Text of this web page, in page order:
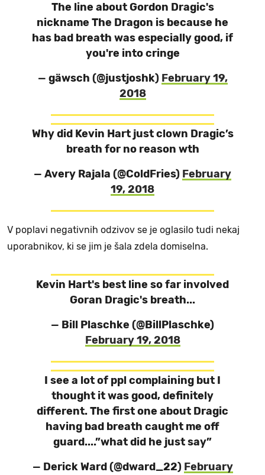
The line about Gordon Dragic's
nickname The Dragon is because he
has bad breath was especially good, if
you're into cringe
— gäwsch (@justjoshk) February 19,
2018
Why did Kevin Hart just clown Dragic’s
breath for no reason wth
— Avery Rajala (@ColdFries) February
19, 2018
V poplavi negativnih odzivov se je oglasilo tudi nekaj
uporabnikov, ki se jim je šala zdela domiselna.
Kevin Hart's best line so far involved
Goran Dragic's breath...
— Bill Plaschke (@BillPlaschke)
February 19, 2018
I see a lot of ppl complaining but I
thought it was good, definitely
different. The first one about Dragic
having bad breath caught me off
guard....”what did he just say”
— Derick Ward (@dward_22) February